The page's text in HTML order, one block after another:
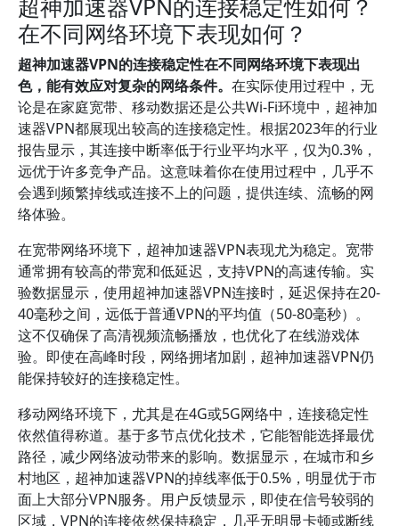
超神加速器VPN的连接稳定性如何？
在不同网络环境下表现如何？
超神加速器VPN的连接稳定性在不同网络环境下表现出
色，能有效应对复杂的网络条件。 在实际使用过程中，无
论是在家庭宽带、移动数据还是公共Wi-Fi环境中，超神加
速器VPN都展现出较高的连接稳定性。根据2023年的行业
报告显示，其连接中断率低于行业平均水平，仅为0.3%，
远优于许多竞争产品。这意味着你在使用过程中，几乎不
会遇到频繁掉线或连接不上的问题，提供连续、流畅的网
络体验。
在宽带网络环境下，超神加速器VPN表现尤为稳定。宽带
通常拥有较高的带宽和低延迟，支持VPN的高速传输。实
验数据显示，使用超神加速器VPN连接时，延迟保持在20-
40毫秒之间，远低于普通VPN的平均值（50-80毫秒）。
这不仅确保了高清视频流畅播放，也优化了在线游戏体
验。即使在高峰时段，网络拥堵加剧，超神加速器VPN仍
能保持较好的连接稳定性。
移动网络环境下，尤其是在4G或5G网络中，连接稳定性
依然值得称道。基于多节点优化技术，它能智能选择最优
路径，减少网络波动带来的影响。数据显示，在城市和乡
村地区，超神加速器VPN的掉线率低于0.5%，明显优于市
面上大部分VPN服务。用户反馈显示，即使在信号较弱的
区域，VPN的连接依然保持稳定，几乎无明显卡顿或断线